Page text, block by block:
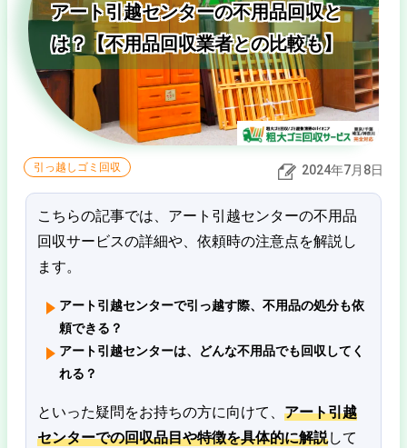
アート引越センターの不用品回収と
は？【不用品回収業者との比較も】
引っ越しゴミ回収 2024年7月8日
こちらの記事では、アート引越センターの不用品
回収サービスの詳細や、依頼時の注意点を解説し
ます。
アート引越センターで引っ越す際、不用品の処分も依
頼できる？
アート引越センターは、どんな不用品でも回収してく
れる？
といった疑問をお持ちの方に向けて、 アート引越
センターでの回収品目や特徴を具体的に解説して